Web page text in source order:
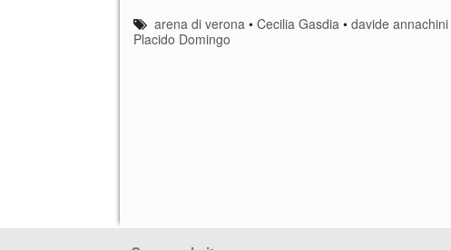
arena di verona •Cecilia Gasdia •davide annachini
Placido Domingo